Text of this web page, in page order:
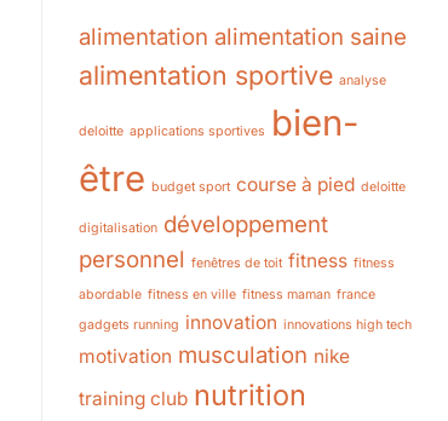
alimentation alimentation saine
alimentation sportive analyse
deloitte applications sportives
bien-
être budget sport course à pied deloitte
digitalisation développement
personnel fenêtres de toit fitness fitness
abordable fitness en ville fitness maman france
gadgets running innovation innovations high tech
motivation musculation nike
training club nutrition